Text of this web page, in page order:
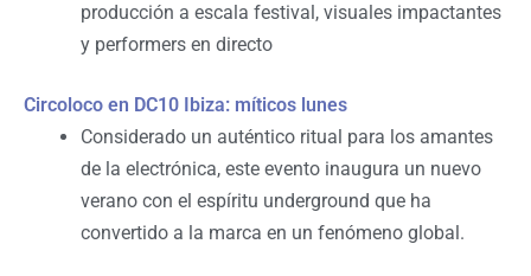
producción a escala festival, visuales impactantes
y performers en directo
Circoloco en DC10 Ibiza: míticos lunes
Considerado un auténtico ritual para los amantes
de la electrónica, este evento inaugura un nuevo
verano con el espíritu underground que ha
convertido a la marca en un fenómeno global.